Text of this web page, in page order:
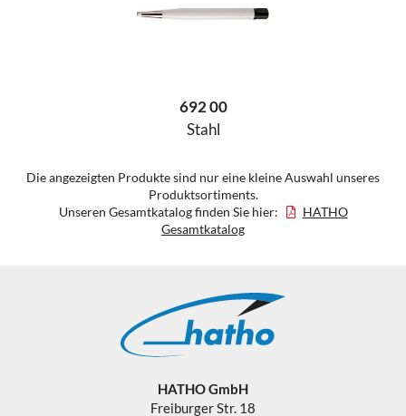
692 00
Stahl
Die angezeigten Produkte sind nur eine kleine Auswahl unseres
Produktsortiments.
Unseren Gesamtkatalog finden Sie hier:
HATHO
Gesamtkatalog
HATHO GmbH
Freiburger Str. 18